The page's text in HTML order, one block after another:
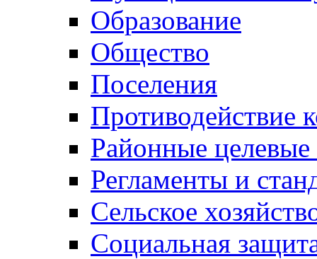
Образование
Общество
Поселения
Противодействие
Районные
Регламенты и
Сельское
Социальная